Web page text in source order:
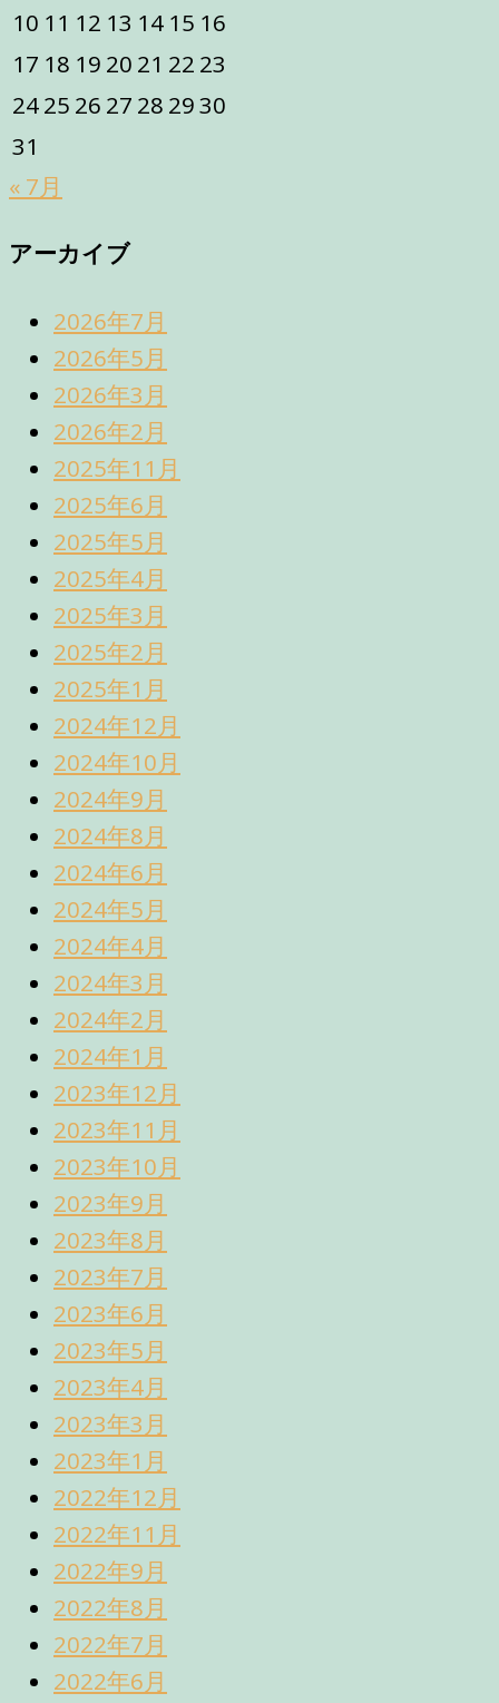
10 11 12 13 14 15 16
17 18 19 20 21 22 23
2425 26 27 28 2930
31
« 7月
アーカイブ
2026年7月
2026年5月
2026年3月
2026年2月
2025年11月
2025年6月
2025年5月
2025年4月
2025年3月
2025年2月
2025年1月
2024年12月
2024年10月
2024年9月
2024年8月
2024年6月
2024年5月
2024年4月
2024年3月
2024年2月
2024年1月
2023年12月
2023年11月
2023年10月
2023年9月
2023年8月
2023年7月
2023年6月
2023年5月
2023年4月
2023年3月
2023年1月
2022年12月
2022年11月
2022年9月
2022年8月
2022年7月
2022年6月